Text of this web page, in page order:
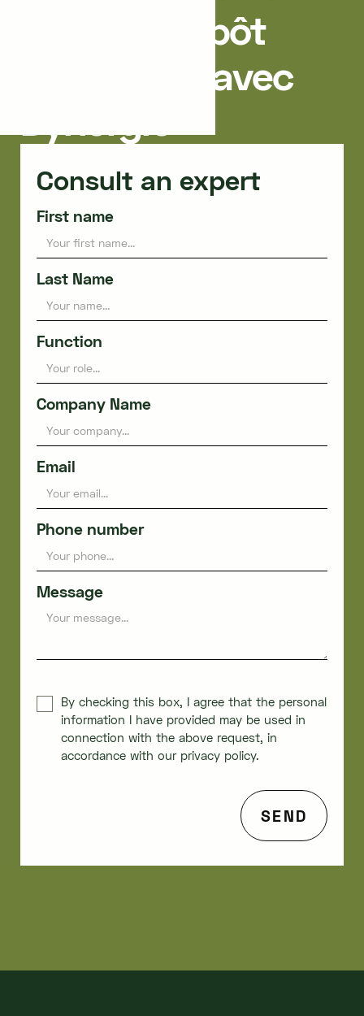
Crédit d’Impôt
Recherche avec
Consult an expert
First name
Last Name
Function
Company Name
Email
Phone number
Message
By checking this box, I agree that the personal
information I have provided may be used in
connection with the above request, in
accordance with our privacy policy.